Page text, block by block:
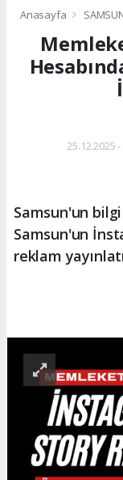
Anasayfa
25.12.2025
Samsun'un
Samsun'un
reklam